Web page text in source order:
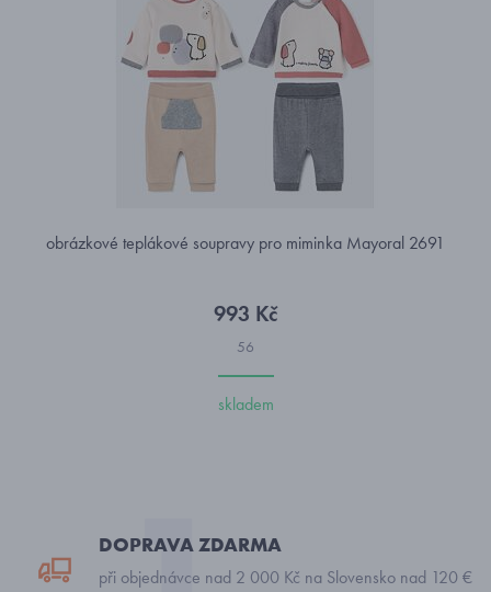
obrázkové teplákové soupravy pro miminka Mayoral 2691
993 Kč
56
skladem
DOPRAVA ZDARMA
při objednávce nad 2 000 Kč na Slovensko nad 120 €